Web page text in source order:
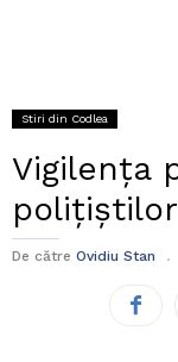
Stiri din Codlea
Vigilența
De către Ovidiu Stan